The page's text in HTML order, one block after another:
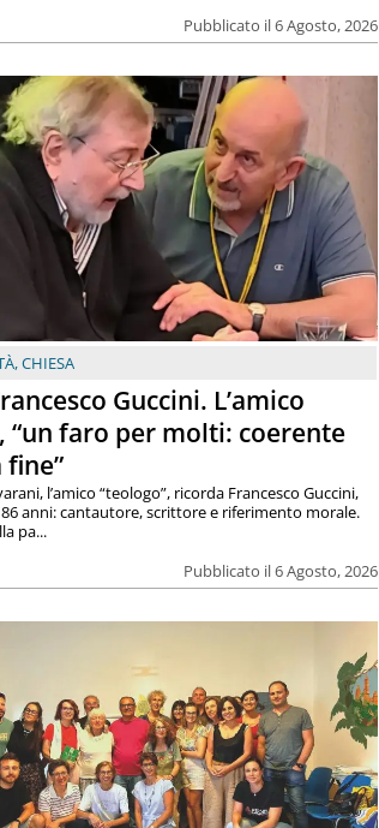
Pubblicato il 6 Agosto, 2026
,CHIESA
Guccini. L’amico
“un faro per molti: coerente
Pubblicato il 6 Agosto, 2026
l’amico “teologo”, ricorda Francesco Guccini,
anni: cantautore, scrittore e riferimento morale.
pa...